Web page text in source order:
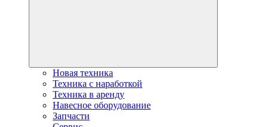
Новая техника
Техника с наработкой
Техника в аренду
Навесное оборудование
Запчасти